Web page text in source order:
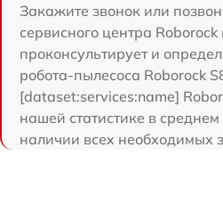
Закажите звонок или
сервисного центра
проконсультирует и
робота-пылесоса Roborock
[dataset:services:name]
нашей статистике в
наличии всех необходимых